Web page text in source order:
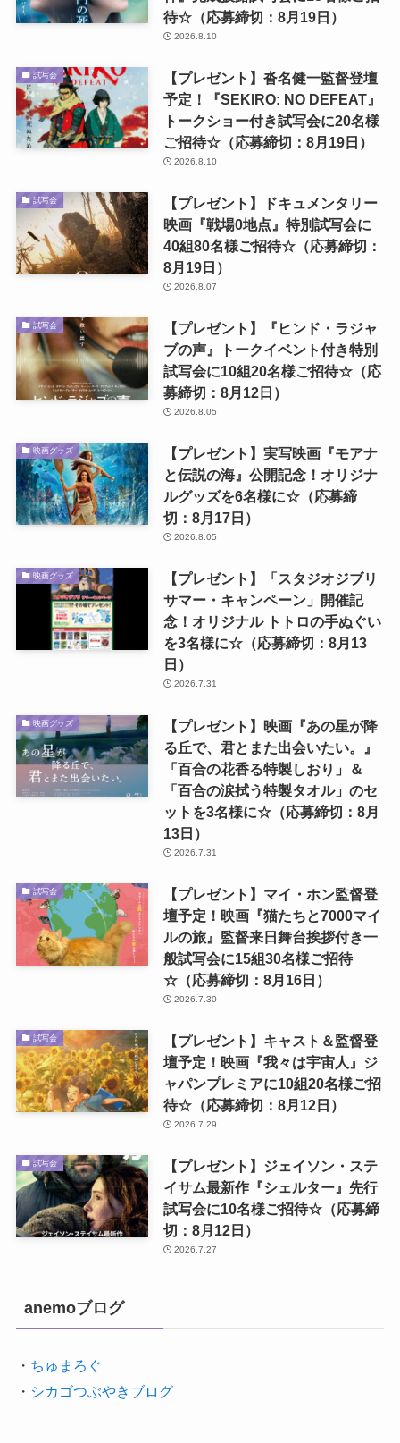
待☆（応募締切：8月19日）
2026.8.10
試写会
【プレゼント】沓名健一監督登壇
予定！『SEKIRO: NO DEFEAT』
トークショー付き試写会に20名様
ご招待☆（応募締切：8月19日）
2026.8.10
試写会
【プレゼント】ドキュメンタリー
映画『戦場0地点』特別試写会に
40組80名様ご招待☆（応募締切：
8月19日）
2026.8.07
試写会
【プレゼント】『ヒンド・ラジャ
ブの声』トークイベント付き特別
試写会に10組20名様ご招待☆（応
募締切：8月12日）
2026.8.05
映画グッズ
【プレゼント】実写映画『モアナ
と伝説の海』公開記念！オリジナ
ルグッズを6名様に☆（応募締
切：8月17日）
2026.8.05
映画グッズ
【プレゼント】「スタジオジブリ
サマー・キャンペーン」開催記
念！オリジナル トトロの手ぬぐい
を3名様に☆（応募締切：8月13
日）
2026.7.31
映画グッズ
【プレゼント】映画『あの星が降
る丘で、君とまた出会いたい。』
「百合の花香る特製しおり」＆
「百合の涙拭う特製タオル」のセ
ットを3名様に☆（応募締切：8月
13日）
2026.7.31
試写会
【プレゼント】マイ・ホン監督登
壇予定！映画『猫たちと7000マイ
ルの旅』監督来日舞台挨拶付き一
般試写会に15組30名様ご招待
☆（応募締切：8月16日）
2026.7.30
試写会
【プレゼント】キャスト＆監督登
壇予定！映画『我々は宇宙人』ジ
ャパンプレミアに10組20名様ご招
待☆（応募締切：8月12日）
2026.7.29
試写会
【プレゼント】ジェイソン・ステ
イサム最新作『シェルター』先行
試写会に10名様ご招待☆（応募締
切：8月12日）
2026.7.27
anemoブログ
・ ちゅまろぐ
・ シカゴつぶやきブログ